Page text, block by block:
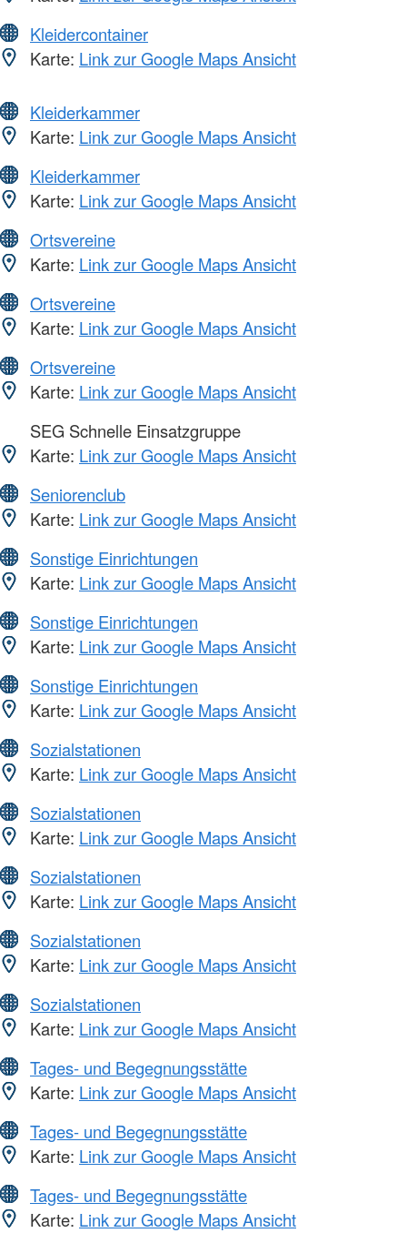
Kleidercontainer
Karte: Link zur Google Maps Ansicht
Kleiderkammer
Karte: Link zur Google Maps Ansicht
Kleiderkammer
Karte: Link zur Google Maps Ansicht
Ortsvereine
Karte: Link zur Google Maps Ansicht
Ortsvereine
Karte: Link zur Google Maps Ansicht
Ortsvereine
Karte: Link zur Google Maps Ansicht
SEG Schnelle Einsatzgruppe
Karte: Link zur Google Maps Ansicht
Seniorenclub
Karte: Link zur Google Maps Ansicht
Sonstige Einrichtungen
Karte: Link zur Google Maps Ansicht
Sonstige Einrichtungen
Karte: Link zur Google Maps Ansicht
Sonstige Einrichtungen
Karte: Link zur Google Maps Ansicht
Sozialstationen
Karte: Link zur Google Maps Ansicht
Sozialstationen
Karte: Link zur Google Maps Ansicht
Sozialstationen
Karte: Link zur Google Maps Ansicht
Sozialstationen
Karte: Link zur Google Maps Ansicht
Sozialstationen
Karte: Link zur Google Maps Ansicht
Tages- und Begegnungsstätte
Karte: Link zur Google Maps Ansicht
Tages- und Begegnungsstätte
Karte: Link zur Google Maps Ansicht
Tages- und Begegnungsstätte
Karte: Link zur Google Maps Ansicht